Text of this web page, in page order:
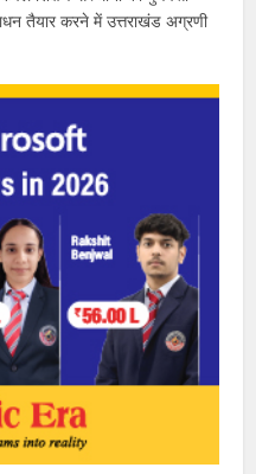
तैयार करने में उत्तराखंड अग्रणी